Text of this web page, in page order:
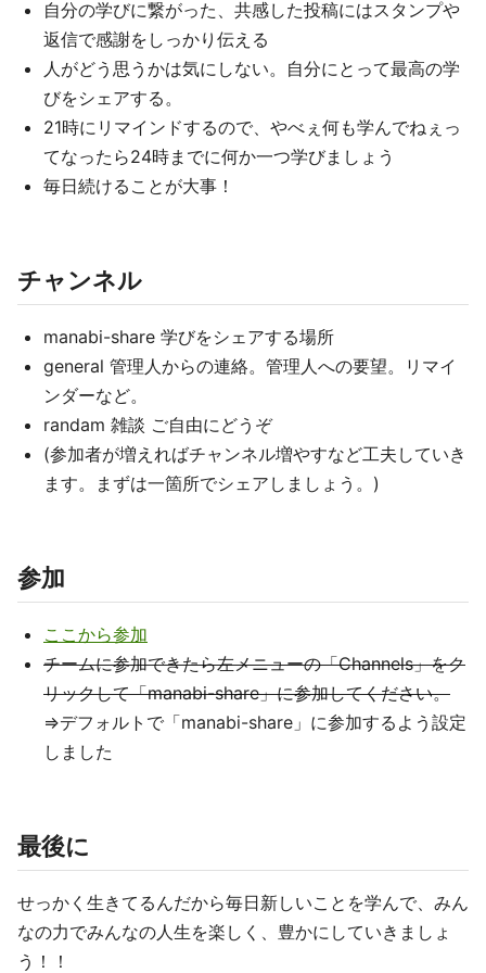
自分の学びに繋がった、共感した投稿にはスタンプや
返信で感謝をしっかり伝える
人がどう思うかは気にしない。自分にとって最高の学
びをシェアする。
21時にリマインドするので、やべぇ何も学んでねぇっ
てなったら24時までに何か一つ学びましょう
毎日続けることが大事！
チャンネル
manabi-share 学びをシェアする場所
general 管理人からの連絡。管理人への要望。リマイ
ンダーなど。
randam 雑談 ご自由にどうぞ
(参加者が増えればチャンネル増やすなど工夫していき
ます。まずは一箇所でシェアしましょう。)
参加
ここから参加
チームに参加できたら左メニューの「Channels」をク
リックして「manabi-share」に参加してください。
=>デフォルトで「manabi-share」に参加するよう設定
しました
最後に
せっかく生きてるんだから毎日新しいことを学んで、みん
なの力でみんなの人生を楽しく、豊かにしていきましょ
う！！